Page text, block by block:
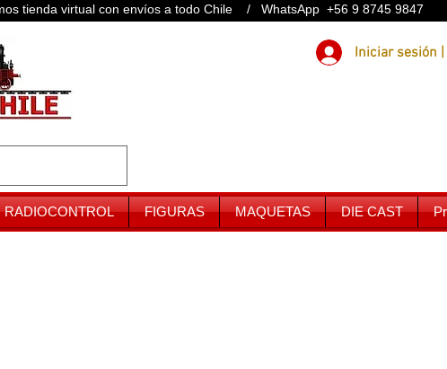
tienda virtual con envíos a todo Chile / WhatsApp +56 9 8745 9847
RADIOCONTROL FIGURAS MAQUETAS DIE CAST